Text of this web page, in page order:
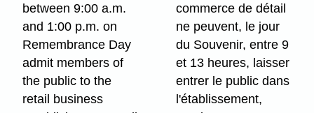
between 9:00 a.m.
and 1:00 p.m. on
Remembrance Day
admit members of
the public to the
retail business
commerce de détail
ne peuvent, le jour
du Souvenir, entre 9
et 13 heures, laisser
entrer le public dans
l'établissement,